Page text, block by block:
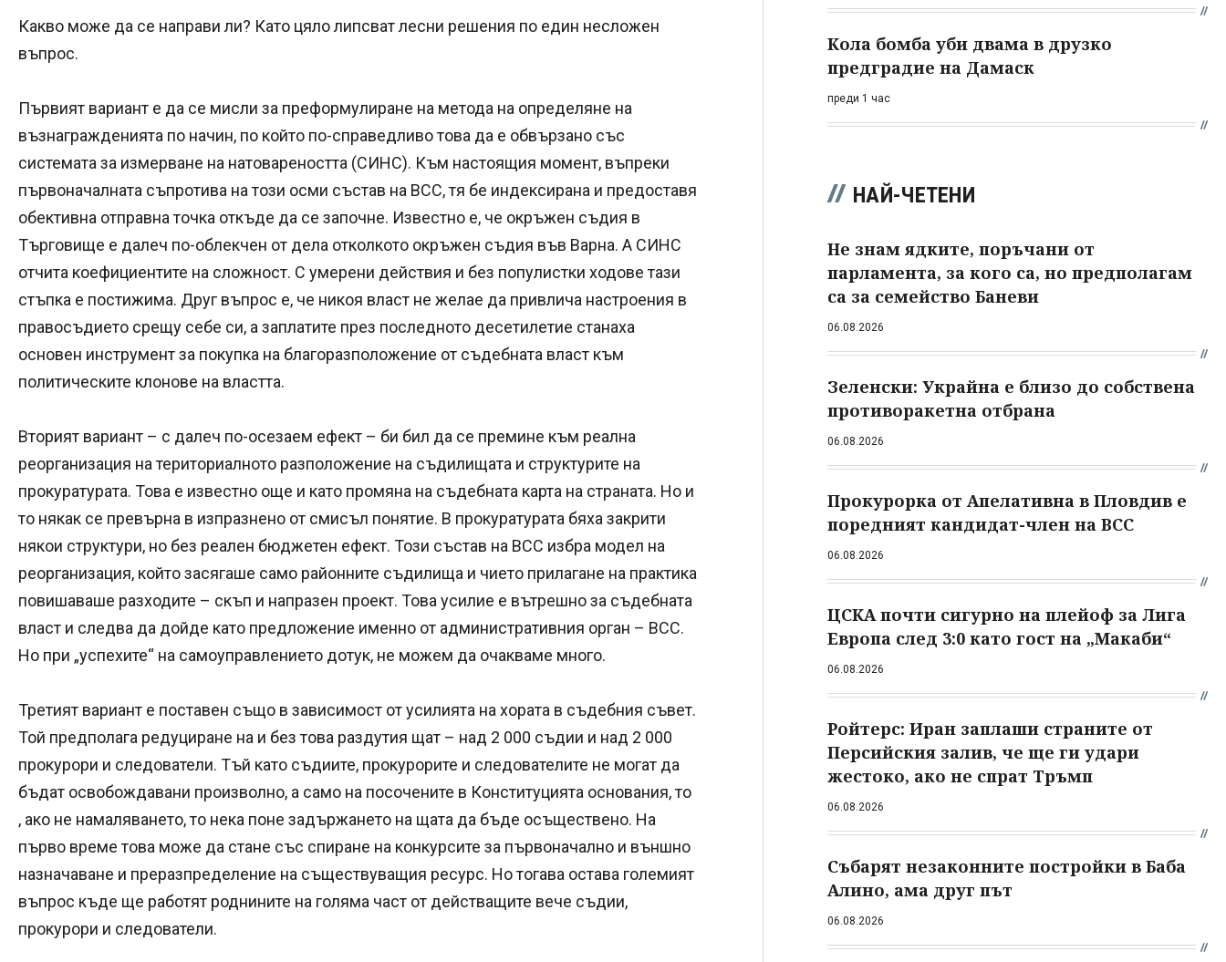
Какво може да се направи ли? Като цяло липсват лесни решения по един несложен
въпрос.
Първият вариант е да се мисли за преформулиране на метода на определяне на
възнагражденията по начин, по който по-справедливо това да е обвързано със
системата за измерване на натовареността (СИНС). Към настоящия момент, въпреки
първоначалната съпротива на този осми състав на ВСС, тя бе индексирана и предоставя
обективна отправна точка откъде да се започне. Известно е, че окръжен съдия в
Търговище е далеч по-облекчен от дела отколкото окръжен съдия във Варна. А СИНС
отчита коефициентите на сложност. С умерени действия и без популистки ходове тази
стъпка е постижима. Друг въпрос е, че никоя власт не желае да привлича настроения в
правосъдието срещу себе си, а заплатите през последното десетилетие станаха
основен инструмент за покупка на благоразположение от съдебната власт към
политическите клонове на властта.
Вторият вариант – с далеч по-осезаем ефект – би бил да се премине към реална
реорганизация на териториалното разположение на съдилищата и структурите на
прокуратурата. Това е известно още и като промяна на съдебната карта на страната. Но и
то някак се превърна в изпразнено от смисъл понятие. В прокуратурата бяха закрити
някои структури, но без реален бюджетен ефект. Този състав на ВСС избра модел на
реорганизация, който засягаше само районните съдилища и чието прилагане на практика
повишаваше разходите – скъп и напразен проект. Това усилие е вътрешно за съдебната
власт и следва да дойде като предложение именно от административния орган – ВСС.
Но при „успехите“ на самоуправлението дотук, не можем да очакваме много.
Третият вариант е поставен също в зависимост от усилията на хората в съдебния съвет.
Той предполага редуциране на и без това раздутия щат – над 2 000 съдии и над 2 000
прокурори и следователи. Тъй като съдиите, прокурорите и следователите не могат да
бъдат освобождавани произволно, а само на посочените в Конституцията основания, то
, ако не намаляването, то нека поне задържането на щата да бъде осъществено. На
първо време това може да стане със спиране на конкурсите за първоначално и външно
назначаване и преразпределение на съществуващия ресурс. Но тогава остава големият
въпрос къде ще работят роднините на голяма част от действащите вече съдии,
прокурори и следователи.
Кола бомба уби двама в друзко
предградие на Дамаск
преди 1 час
НАЙ-ЧЕТЕНИ
Не знам ядките, поръчани от
парламента, за кого са, но предполагам
са за семейство Баневи
06.08.2026
Зеленски: Украйна е близо до собствена
противоракетна отбрана
06.08.2026
Прокурорка от Апелативна в Пловдив е
поредният кандидат-член на ВСС
06.08.2026
ЦСКА почти сигурно на плейоф за Лига
Европа след 3:0 като гост на „Макаби“
06.08.2026
Ройтерс: Иран заплаши страните от
Персийския залив, че ще ги удари
жестоко, ако не спрат Тръмп
06.08.2026
Събарят незаконните постройки в Баба
Алино, ама друг път
06.08.2026